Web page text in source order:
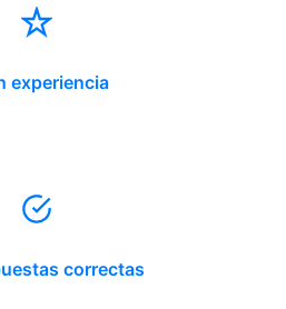
experiencia
correctas